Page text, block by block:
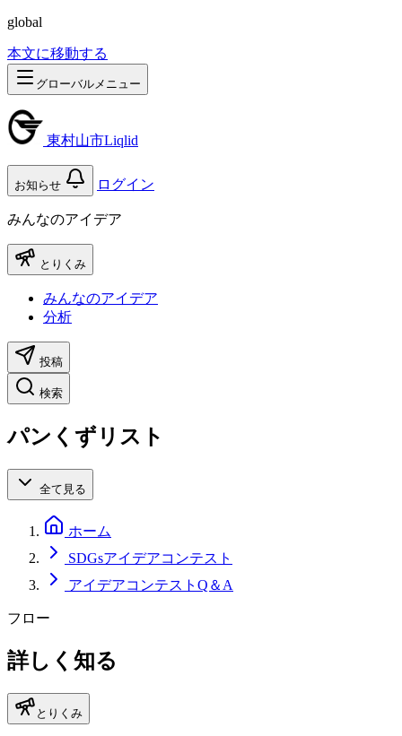
global
本文に移動する
グローバルメニュー
東村山市Liqlid
お知らせ ログイン
みんなのアイデア
とりくみ
みんなのアイデア
分析
投稿
検索
パンくずリスト
全て見る
ホーム
SDGsアイデアコンテスト
アイデアコンテストQ＆A
フロー
詳しく知る
とりくみ